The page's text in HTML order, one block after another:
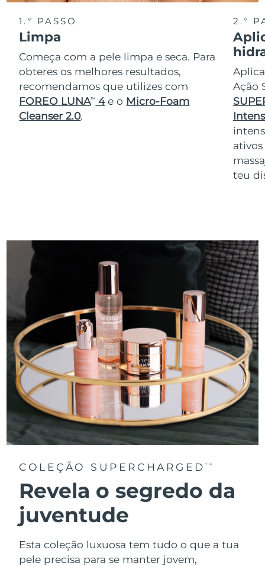
1.º PASSO
Limpa
Começa com a pele limpa e seca. Para
obteres os melhores resultados,
recomendamos que utilizes com
FOREO LUNATM 4e o Micro-Foam
Cleanser 2.0.
2.º
Ação
teu
COLEÇÃO SUPERCHARGED TM
Revela o segredo da
juventude
Esta coleção luxuosa tem tudo o que a tua
pele precisa para se manter jovem,
Vietnã 14.08.26